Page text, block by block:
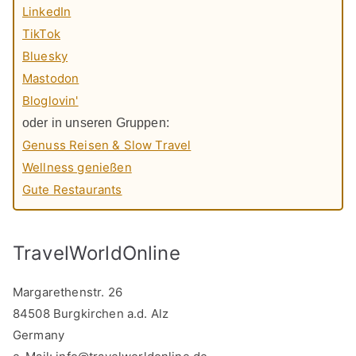
LinkedIn
TikTok
Bluesky
Mastodon
Bloglovin'
oder in unseren Gruppen:
Genuss Reisen & Slow Travel
Wellness genießen
Gute Restaurants
TravelWorldOnline
Margarethenstr. 26
84508 Burgkirchen a.d. Alz
Germany